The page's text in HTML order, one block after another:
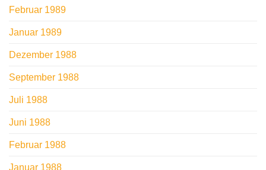
Februar 1989
Januar 1989
Dezember 1988
September 1988
Juli 1988
Juni 1988
Februar 1988
Januar 1988